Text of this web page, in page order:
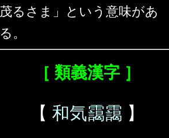
茂るさま」という意味があ
る。
［ 類義漢字 ］
【 和気靄靄 】